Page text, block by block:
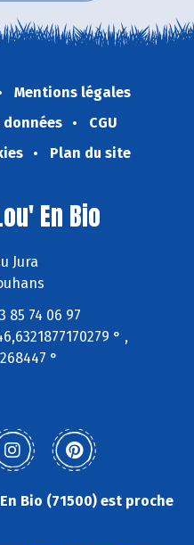
Mentions légales
CGU
Plan du site
En Bio
Jura
85 74 06 97
° ,
°
Bio (71500) est proche